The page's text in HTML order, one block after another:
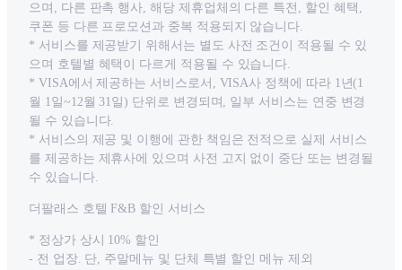
으며, 다른 판촉 행사, 해당 제휴업체의 다른 특전, 할인 혜택,
쿠폰 등 다른 프로모션과 중복 적용되지 않습니다.
* 서비스를 제공받기 위해서는 별도 사전 조건이 적용될 수 있
으며 호텔별 혜택이 다르게 적용될 수 있습니다.
* VISA에서 제공하는 서비스로서, VISA사 정책에 따라 1년(1
월 1일~12월 31일) 단위로 변경되며, 일부 서비스는 연중 변경
될 수 있습니다.
* 서비스의 제공 및 이행에 관한 책임은 전적으로 실제 서비스
를 제공하는 제휴사에 있으며 사전 고지 없이 중단 또는 변경될
수 있습니다.
더팔래스 호텔 F&B 할인 서비스
* 정상가 상시 10% 할인
- 전 업장. 단, 주말메뉴 및 단체 특별 할인 메뉴 제외